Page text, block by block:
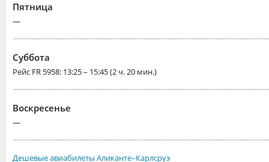
Пятница
—
Суббота
Рейс FR 5958: 13:25 – 15:45 (2 ч. 20 мин.)
Воскресенье
—
Дешевые авиабилеты Аликанте–Карлсруэ